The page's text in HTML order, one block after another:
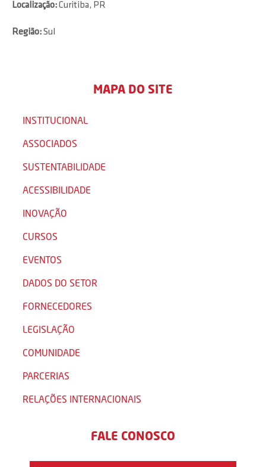
Localização:Curitiba, PR
Região:Sul
MAPA DO SITE
INSTITUCIONAL
ASSOCIADOS
SUSTENTABILIDADE
ACESSIBILIDADE
INOVAÇÃO
CURSOS
EVENTOS
DADOS DO SETOR
FORNECEDORES
LEGISLAÇÃO
COMUNIDADE
PARCERIAS
RELAÇÕES INTERNACIONAIS
FALE CONOSCO